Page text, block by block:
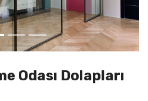
Odası Dolapları